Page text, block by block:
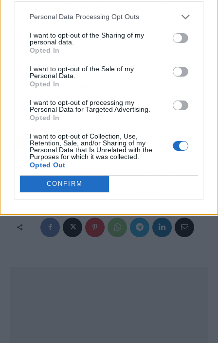
Personal Data Processing Opt Outs
I want to opt-out of the Sharing of my
personal data.
Opted In
I want to opt-out of the Sale of my
Personal Data.
Opted In
I want to opt-out of processing my
Personal Data for Targeted Advertising.
Opted In
I want to opt-out of Collection, Use,
Retention, Sale, and/or Sharing of my
Personal Data that Is Unrelated with the
Purposes for which it was collected.
Opted Out
CONFIRM
diciendo:"se puede convalidar rápidamente
La diferencia está, como se dijo anteriormente,
en el suelo. Mientras que en nuestro país
euros al mes, en Suiza podría superar los 5000.
"Estaría entre 5200 y 5500 con kilometraje
(experiencia)".¿Qué os parece?
El mayor experto en
gazpachos de España
patina con el más caro
"Lávate la boca": Pepe
Rodríguez, de